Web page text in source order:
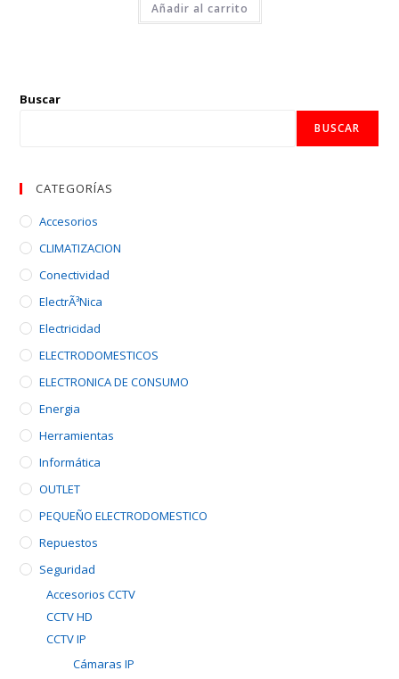
Añadir al carrito
Buscar
BUSCAR
CATEGORÍAS
Accesorios
CLIMATIZACION
Conectividad
ElectrÃ³nica
Electricidad
ELECTRODOMESTICOS
ELECTRONICA DE CONSUMO
Energia
Herramientas
Informática
OUTLET
PEQUEÑO ELECTRODOMESTICO
Repuestos
Seguridad
Accesorios CCTV
CCTV HD
CCTV IP
Cámaras IP